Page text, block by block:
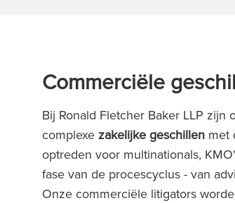
Commerciële
Bij Ronald Fletcher Baker LLP zijn
complexe zakelijke geschillen met
optreden voor multinationals,
fase van de procescyclus - van
Onze commerciële litigators